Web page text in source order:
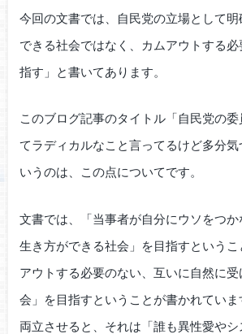
今回の文書では、自民党の立場として明
できる社会ではなく、カムアウトする必
指す」と書いてあります。
このブログ記事のタイトル「自民党の
てラディカルなこと言ってるけど多分気
いうのは、この点についてです。
文書では、「当事者が自分にウソをつ
生き方ができる社会」を目指すという
アウトする必要のない、互いに自然に
会」を目指すということが書かれてい
両立させると、それは「誰も異性愛やシ